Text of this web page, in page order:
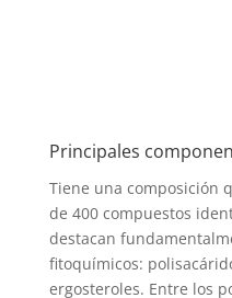
Principales
Tiene una composición
de 400 compuestos
destacan
fitoquímicos:
ergosteroles. Entre los